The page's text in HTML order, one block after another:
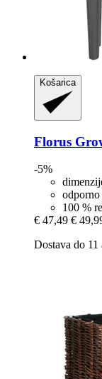
Košarica
Florus
-5%
100 %
€ 47,49 €
Dostava do 11